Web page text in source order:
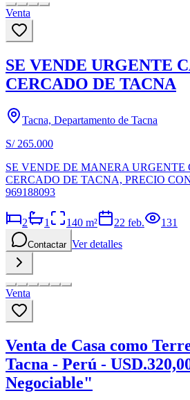
Venta
SE VENDE URGENTE
CERCADO DE TACNA
Tacna, Departamento de Tacna
S/ 265.000
SE VENDE DE MANERA URGENTE
CERCADO DE TACNA, PRECIO
969188093
2 1 140 m² 22 feb. 131
Contactar Ver detalles
Venta
Venta de Casa como
Tacna - Perú -
Negociable"